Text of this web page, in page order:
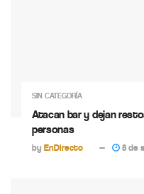
SIN CATEGORÍA
Atacan bar y dejan
personas
by EnDirecto 8 de